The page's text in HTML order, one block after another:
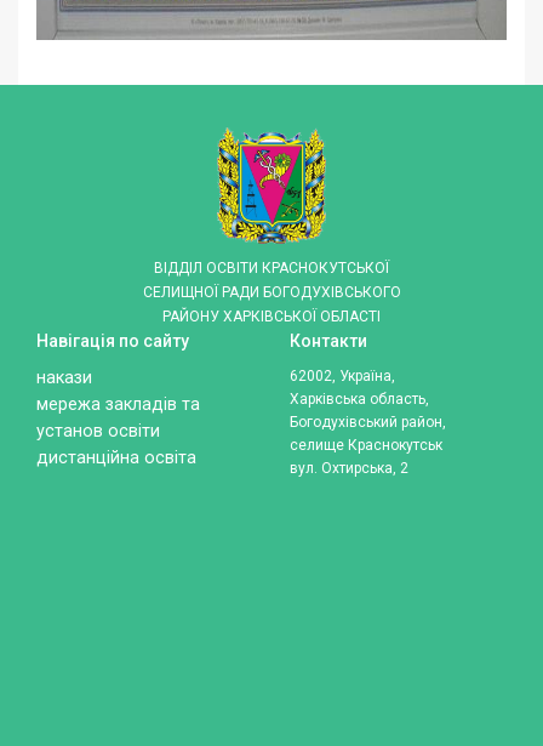
ВІДДІЛ ОСВІТИ КРАСНОКУТСЬКОЇ
СЕЛИЩНОЇ РАДИ БОГОДУХІВСЬКОГО
РАЙОНУ ХАРКІВСЬКОЇ ОБЛАСТІ
Навігація по сайту
накази
мережа закладів та
установ освіти
дистанційна освіта
Контакти
62002, Україна,
Харківська область,
Богодухівський район,
селище Краснокутськ
вул. Охтирська, 2